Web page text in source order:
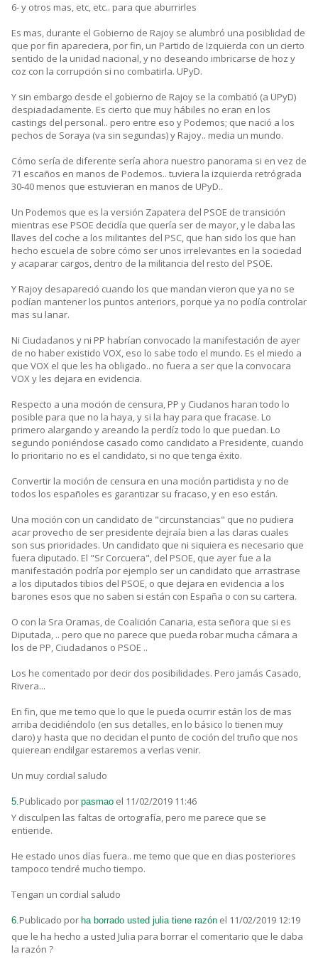
6- y otros mas, etc, etc.. para que aburrirles
Es mas, durante el Gobierno de Rajoy se alumbró una posiblidad de
que por fin apareciera, por fin, un Partido de Izquierda con un cierto
sentido de la unidad nacional, y no deseando imbricarse de hoz y
coz con la corrupción si no combatirla. UPyD.
Y sin embargo desde el gobierno de Rajoy se la combatió (a UPyD)
despiadadamente. Es cierto que muy hábiles no eran en los
castings del personal.. pero entre eso y Podemos; que nació a los
pechos de Soraya (va sin segundas) y Rajoy.. media un mundo.
Cómo sería de diferente sería ahora nuestro panorama si en vez de
71 escaños en manos de Podemos.. tuviera la izquierda retrógrada
30-40 menos que estuvieran en manos de UPyD..
Un Podemos que es la versión Zapatera del PSOE de transición
mientras ese PSOE decidía que quería ser de mayor, y le daba las
llaves del coche a los militantes del PSC, que han sido los que han
hecho escuela de sobre cómo ser unos irrelevantes en la sociedad
y acaparar cargos, dentro de la militancia del resto del PSOE.
Y Rajoy desapareció cuando los que mandan vieron que ya no se
podían mantener los puntos anteriors, porque ya no podía controlar
mas su lanar.
Ni Ciudadanos y ni PP habrían convocado la manifestación de ayer
de no haber existido VOX, eso lo sabe todo el mundo. Es el miedo a
que VOX el que les ha obligado.. no fuera a ser que la convocara
VOX y les dejara en evidencia.
Respecto a una moción de censura, PP y Ciudanos haran todo lo
posible para que no la haya, y si la hay para que fracase. Lo
primero alargando y areando la perdíz todo lo que puedan. Lo
segundo poniéndose casado como candidato a Presidente, cuando
lo prioritario no es el candidato, si no que tenga éxito.
Convertir la moción de censura en una moción partidista y no de
todos los españoles es garantizar su fracaso, y en eso están.
Una moción con un candidato de "circunstancias" que no pudiera
acar provecho de ser presidente dejraía bien a las claras cuales
son sus prioridades. Un candidato que ni siquiera es necesario que
fuera diputado. El "Sr Corcuera", del PSOE, que ayer fue a la
manifestación podría por ejemplo ser un candidato que arrastrase
a los diputados tibios del PSOE, o que dejara en evidencia a los
barones esos que no saben si están con España o con su cartera.
O con la Sra Oramas, de Coalición Canaria, esta señora que si es
Diputada, .. pero que no parece que pueda robar mucha cámara a
los de PP, Ciudadanos o PSOE ..
Los he comentado por decir dos posibilidades. Pero jamás Casado,
Rivera...
En fin, que me temo que lo que le pueda ocurrir están los de mas
arriba decidiéndolo (en sus detalles, en lo básico lo tienen muy
claro) y hasta que no decidan el punto de coción del truño que nos
quierean endilgar estaremos a verlas venir.
Un muy cordial saludo
5.Publicado por pasmao el 11/02/2019 11:46
Y disculpen las faltas de ortografía, pero me parece que se
entiende.
He estado unos días fuera.. me temo que que en dias posteriores
tampoco tendré mucho tiempo.
Tengan un cordial saludo
6.Publicado por ha borrado usted julia tiene razón el 11/02/2019 12:19
que le ha hecho a usted Julia para borrar el comentario que le daba
la razón ?